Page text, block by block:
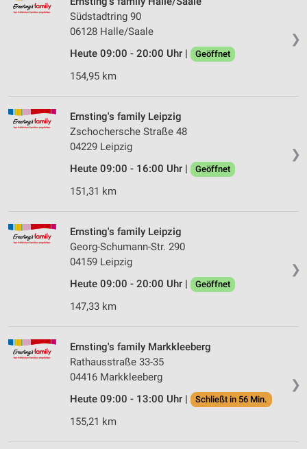
❯
Südstadtring 90
06128 Halle/Saale
Heute 09:00 - 20:00 Uhr |
Geöffnet
154,95 km
❯
Ernsting's family Leipzig
Zschochersche Straße 48
04229 Leipzig
Heute 09:00 - 16:00 Uhr |
Geöffnet
151,31 km
❯
Ernsting's family Leipzig
Georg-Schumann-Str. 290
04159 Leipzig
Heute 09:00 - 20:00 Uhr |
Geöffnet
147,33 km
❯
Ernsting's family Markkleeberg
Rathausstraße 33-35
04416 Markkleeberg
Heute 09:00 - 13:00 Uhr |
Schließt in 56 Min.
155,21 km